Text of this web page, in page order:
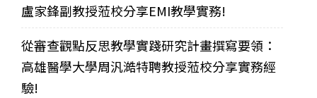
盧家鋒副教授蒞校分享EMI教學實務!
從審查觀點反思教學實踐研究計畫撰寫要領：
高雄醫學大學周汎澔特聘教授蒞校分享實務經
驗!